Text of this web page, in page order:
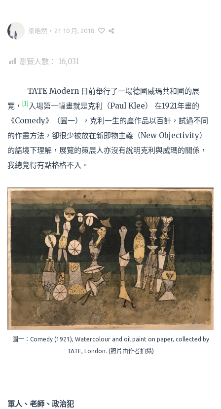
梁皓然 • 21 10 月, 2018
瀏覽人數： 16,031
TATE Modern 日前舉行了一場德國威瑪共和國的展
覽，
[1] 入場第一幅畫就是克利（Paul Klee） 在1921年畫的
《Comedy》（圖一），克利一生的產作品以百計，試過不同
的作畫方法，卻很少被放在新即物主義（New Objectivity）
的語境下理解，展覽的策展人亦沒有說明克利與威瑪的關係，
我總覺得有點格格不入。
圖一：Comedy (1921), Watercolour and oil paint on paper, collected by
TATE, London. (照片由作者拍攝)
軍人、老師、政治犯